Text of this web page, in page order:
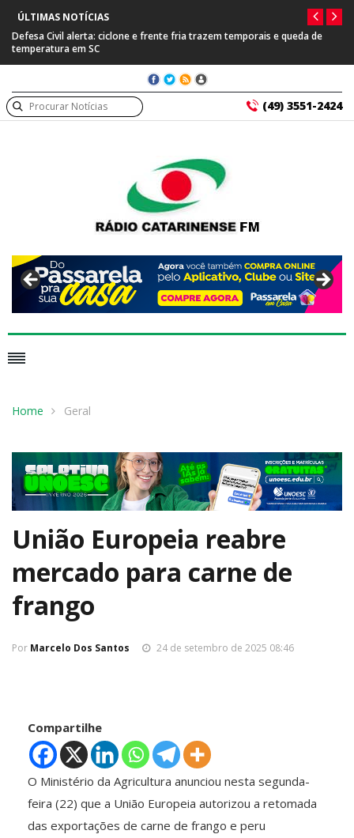
ÚLTIMAS NOTÍCIAS
Defesa Civil alerta: ciclone e frente fria trazem temporais e queda de
temperatura em SC
(49) 3551-2424
Home Geral
União Europeia reabre
mercado para carne de
frango
Por Marcelo Dos Santos 24 de setembro de 2025 08:46
Compartilhe
O Ministério da Agricultura anunciou nesta segunda-
feira (22) que a União Europeia autorizou a retomada
das exportações de carne de frango e peru